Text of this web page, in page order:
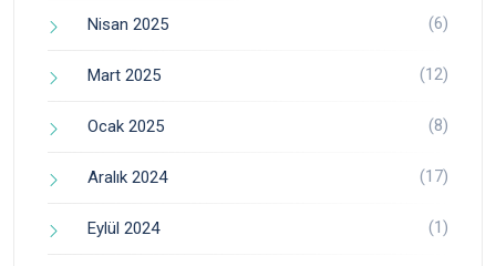
Nisan 2025 (6)
Mart 2025 (12)
Ocak 2025 (8)
Aralık 2024 (17)
Eylül 2024 (1)